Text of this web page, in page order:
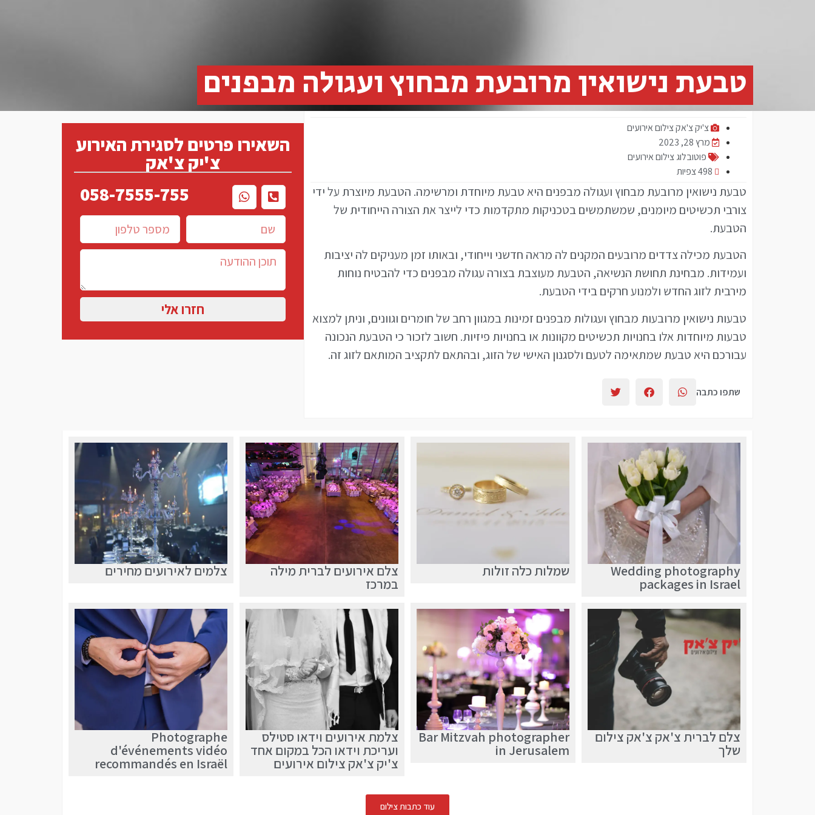
טבעת נישואין מרובעת מבחוץ ועגולה מבפנים
צ'יק צ'אק צילום אירועים
מרץ 28, 2023
פוטובלוג צילום אירועים
498 צפיות
טבעת נישואין מרובעת מבחוץ ועגולה מבפנים היא טבעת מיוחדת ומרשימה. הטבעת מיוצרת על ידי
צורבי תכשיטים מיומנים, שמשתמשים בטכניקות מתקדמות כדי לייצר את הצורה הייחודית של
הטבעת.
הטבעת מכילה צדדים מרובעים המקנים לה מראה חדשני וייחודי, ובאותו זמן מעניקים לה יציבות
ועמידות. מבחינת תחושת הנשיאה, הטבעת מעוצבת בצורה עגולה מבפנים כדי להבטיח נוחות
מירבית לזוג החדש ולמנוע חרקים בידי הטבעת.
טבעות נישואין מרובעות מבחוץ ועגולות מבפנים זמינות במגוון רחב של חומרים וגוונים, וניתן למצוא
טבעות מיוחדות אלו בחנויות תכשיטים מקוונות או בחנויות פיזיות. חשוב לזכור כי הטבעת הנכונה
עבורכם היא טבעת שמתאימה לטעם ולסגנון האישי של הזוג, ובהתאם לתקציב המותאם לזוג זה.
שתפו כתבה
השאירו פרטים לסגירת האירוע
צ'יק צ'אק
058-7555-755
חזרו אלי
Wedding photography
packages in Israel
שמלות כלה זולות צלם אירועים לברית מילה
במרכז
צלמים לאירועים מחירים
צלם לברית צ'אק צ'אק צילום
שלך
Bar Mitzvah photographer
in Jerusalem
צלמת אירועים וידאו סטילס
ועריכת וידאו הכל במקום אחד
צ'יק צ'אק צילום אירועים
Photographe
d'événements vidéo
recommandés en Israël
עוד כתבות צילום